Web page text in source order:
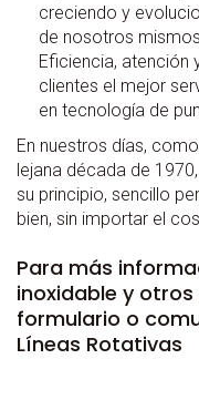
creciendo y
de nosotros
Eficiencia, atención
clientes el mejor
en tecnología de
En nuestros días,
lejana década de
su principio, sencillo
bien, sin importar el
Para más
inoxidable y
formulario o
Líneas Rotativas